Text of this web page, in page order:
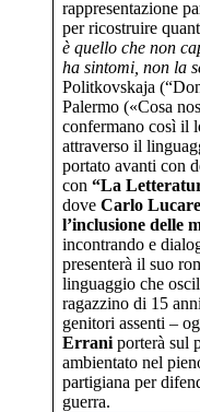
rappresentazione
per ricostruire
è quello che non
ha sintomi, non la
Politkovskaja
Palermo («Cosa
confermano così il
attraverso il
portato avanti con
con “La
dove Carlo
l’inclusione delle
incontrando e
presenterà il suo
linguaggio che
ragazzino di 15
genitori assenti –
Errani porterà sul
ambientato nel
partigiana per
guerra.